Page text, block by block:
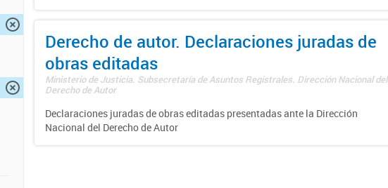
Derecho de autor. Declaraciones juradas de
obras editadas
Ministerio de Justicia. Subsecretaría de Asuntos Registrales. Dirección Nacional del
Derecho de Autor
Declaraciones juradas de obras editadas presentadas ante la Dirección
Nacional del Derecho de Autor